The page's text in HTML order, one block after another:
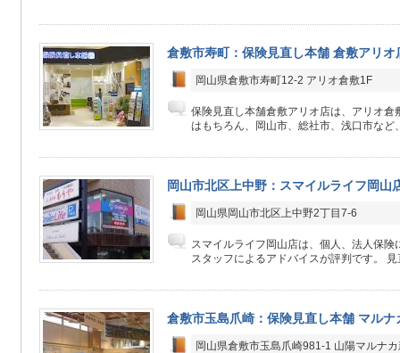
倉敷市寿町：保険見直し本舗 倉敷アリオ
岡山県倉敷市寿町12-2 アリオ倉敷1F
保険見直し本舗倉敷アリオ店は、アリオ倉
はもちろん、岡山市、総社市、浅口市など
岡山市北区上中野：スマイルライフ岡山
岡山県岡山市北区上中野2丁目7-6
スマイルライフ岡山店は、個人、法人保
スタッフによるアドバイスが評判です。
倉敷市玉島爪崎：保険見直し本舗 マルナ
岡山県倉敷市玉島爪崎981-1 山陽マルナ